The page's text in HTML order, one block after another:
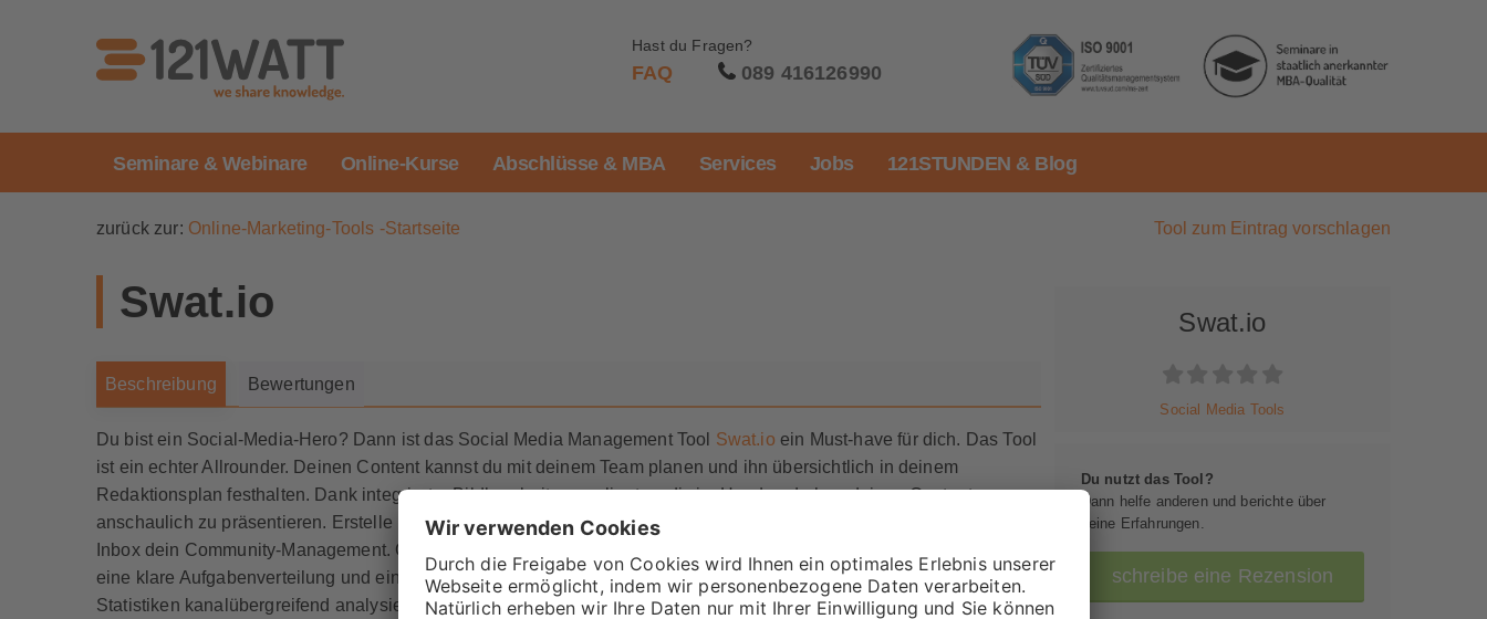
Hast du Fragen?
FAQ 089 416126990
Seminare & Webinare Online-Kurse Abschlüsse & MBA Services Jobs 121STUNDEN & Blog
zurück zur: Online-Marketing-Tools -Startseite Tool zum Eintrag vorschlagen
Swat.io
Beschreibung Bewertungen
Du bist ein Social-Media-Hero? Dann ist das Social Media Management Tool Swat.io ein Must-have für dich. Das Tool
ist ein echter Allrounder. Deinen Content kannst du mit deinem Team planen und ihn übersichtlich in deinem
Redaktionsplan festhalten. Dank integrierter Bildbearbeitung gelingt es dir, im Handumdrehen deinen Content
anschaulich zu präsentieren. Erstelle und veröffentliche deine Postings direkt im Tool und manage über die Swat.io
Inbox dein Community-Management. Optimales Teamwork ist auch garantiert: Die „Zuweisen-Funktion“ ermöglicht
eine klare Aufgabenverteilung und einen internen Austausch. Für die Kontrolle deiner Aktivitäten kannst du deine
Statistiken kanalübergreifend analysieren.
Du nutzt das Tool?
Dann helfe anderen und berichte über
deine Erfahrungen.
schreibe eine Rezension
Swat.io
Social Media Tools